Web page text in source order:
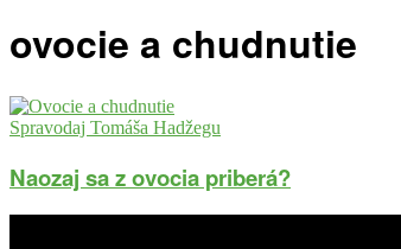
ovocie a chudnutie
Spravodaj Tomáša Hadžegu
Naozaj sa z ovocia priberá?